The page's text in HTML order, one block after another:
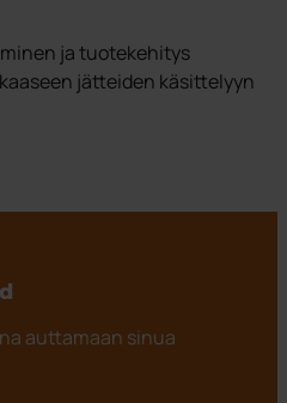
ja tuotekehitys
jätteiden käsittelyyn
auttamaan sinua